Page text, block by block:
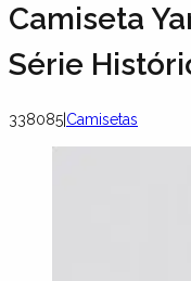
Camiseta
Série
338085 Camisetas